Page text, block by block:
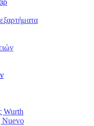
Wurth
Nuevo